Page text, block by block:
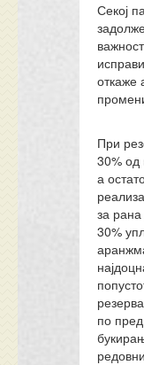
Секој
откаже
При
30% од
а
за
30%
по